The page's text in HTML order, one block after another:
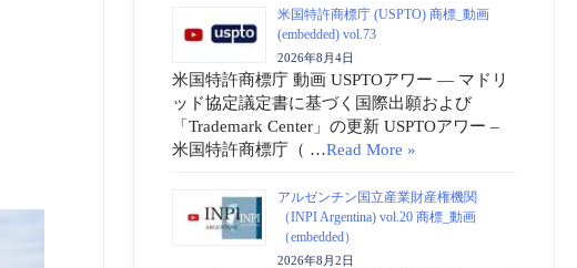
米国特許商標庁 (USPTO) 商標_動画
(embedded) vol.73
2026年8月4日
米国特許商標庁 動画 USPTOアワー ― マドリ
ッド協定議定書に基づく国際出願および
「Trademark Center」の更新 USPTOアワー –
米国特許商標庁（ …Read More »
アルゼンチン国立産業財産権機関
（INPI Argentina) vol.20 商標_動画
（embedded）
2026年8月2日